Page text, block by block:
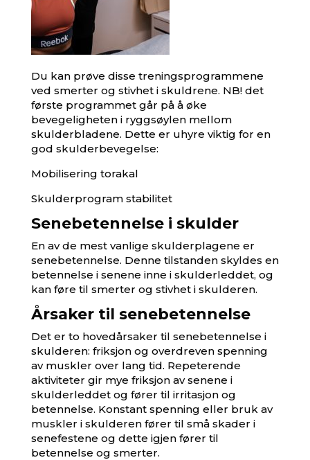
Du kan prøve disse treningsprogrammene
ved smerter og stivhet i skuldrene. NB! det
første programmet går på å øke
bevegeligheten i ryggsøylen mellom
skulderbladene. Dette er uhyre viktig for en
god skulderbevegelse:
Mobilisering torakal
Skulderprogram stabilitet
Senebetennelse i skulder
En av de mest vanlige skulderplagene er
senebetennelse. Denne tilstanden skyldes en
betennelse i senene inne i skulderleddet, og
kan føre til smerter og stivhet i skulderen.
Årsaker til senebetennelse
Det er to hovedårsaker til senebetennelse i
skulderen: friksjon og overdreven spenning
av muskler over lang tid. Repeterende
aktiviteter gir mye friksjon av senene i
skulderleddet og fører til irritasjon og
betennelse. Konstant spenning eller bruk av
muskler i skulderen fører til små skader i
senefestene og dette igjen fører til
betennelse og smerter.